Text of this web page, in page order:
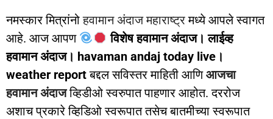
नमस्कार मित्रांनोहवामान अंदाज महाराष्ट्रमध्ये आपले स्वागत
आहे. आज आपण
विशेष हवामान अंदाज। लाईव्ह
हवामान अंदाज। havaman andaj today live।
weather reportबद्दल सविस्तर माहिती आणिआजचा
हवामान अंदाजव्हिडीओ स्वरुपात पाहणार आहोत. दररोज
अशाच प्रकारे व्हिडिओ स्वरूपात तसेच बातमीच्या स्वरूपात